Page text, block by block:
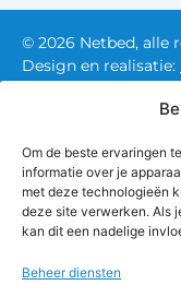
Om de beste ervaringen
informatie over je
met deze technologieën
deze site verwerken. Als
kan dit een nadelige
Beheer diensten
© 2026 Netbed, alle
Design en realisatie: